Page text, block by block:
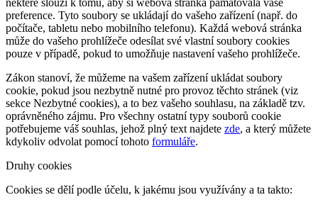
některé slouží k tomu, aby si webová stránka pamatovala vaše
preference. Tyto soubory se ukládají do vašeho zařízení (např. do
počítače, tabletu nebo mobilního telefonu). Každá webová stránka
může do vašeho prohlížeče odesílat své vlastní soubory cookies
pouze v případě, pokud to umožňuje nastavení vašeho prohlížeče.
Zákon stanoví, že můžeme na vašem zařízení ukládat soubory
cookie, pokud jsou nezbytně nutné pro provoz těchto stránek (viz
sekce Nezbytné cookies), a to bez vašeho souhlasu, na základě tzv.
oprávněného zájmu. Pro všechny ostatní typy souborů cookie
potřebujeme váš souhlas, jehož plný text najdete zde, a který můžete
kdykoliv odvolat pomocí tohoto formuláře.
Druhy cookies
Cookies se dělí podle účelu, k jakému jsou využívány a ta takto: